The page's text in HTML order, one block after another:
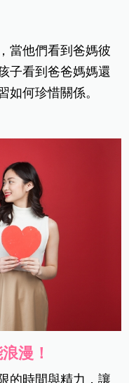
當他們看到爸媽彼
子看到爸爸媽媽還
如何珍惜關係。
漫！
的時間與精力，讓